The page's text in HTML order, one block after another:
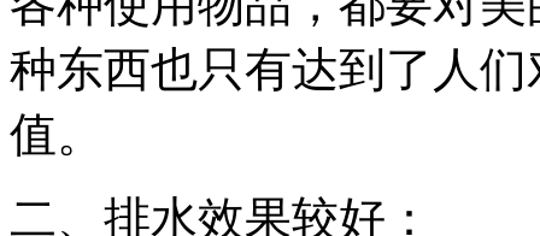
种东西也只有达到了人
值。
二、排水效果较好：